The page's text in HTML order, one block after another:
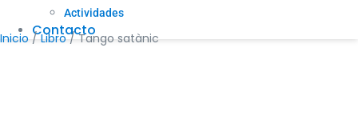
Actividades
Contacto
Inicio /Libro/ Tango satànic